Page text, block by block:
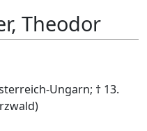
Theodor
Ungarn; † 13.